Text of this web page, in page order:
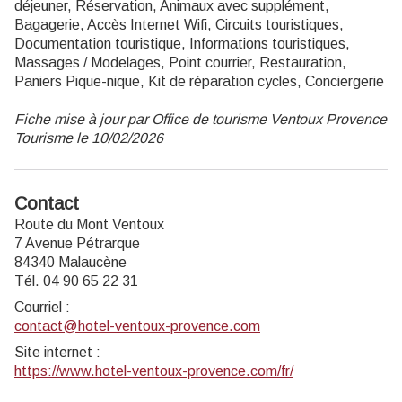
déjeuner, Réservation, Animaux avec supplément,
Bagagerie, Accès Internet Wifi, Circuits touristiques,
Documentation touristique, Informations touristiques,
Massages / Modelages, Point courrier, Restauration,
Paniers Pique-nique, Kit de réparation cycles, Conciergerie
Fiche mise à jour par Office de tourisme Ventoux Provence
Tourisme le 10/02/2026
Contact
Route du Mont Ventoux
7 Avenue Pétrarque
84340 Malaucène
Tél. 04 90 65 22 31
Courriel :
contact@hotel-ventoux-provence.com
Site internet :
https://www.hotel-ventoux-provence.com/fr/